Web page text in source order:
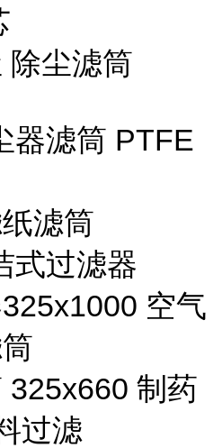
除尘滤筒
器滤筒 PTFE
滤筒
式过滤器
空气
制药
过滤